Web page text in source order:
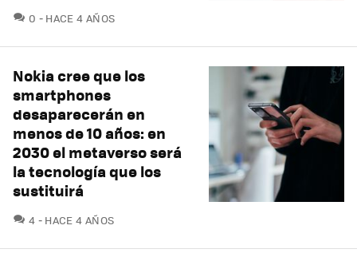
0 COMENTARIOS
HACE 4 AÑOS
Nokia cree que los
smartphones
desaparecerán en
menos de 10 años: en
2030 el metaverso será
la tecnología que los
sustituirá
4 COMENTARIOS
HACE 4 AÑOS